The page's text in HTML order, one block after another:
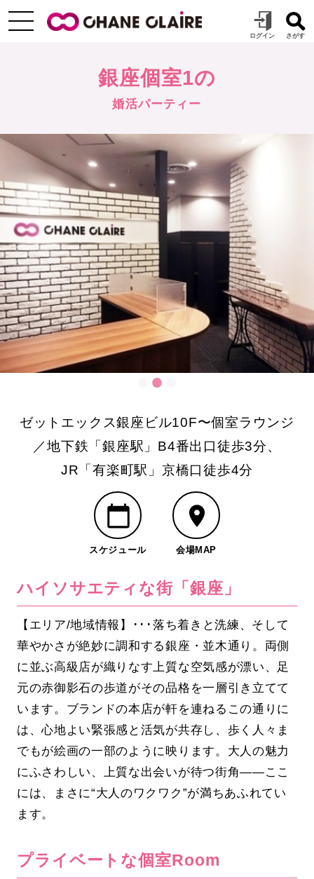
銀座個室1の
婚活パーティー
ゼットエックス銀座ビル10F〜個室ラウンジ
／地下鉄「銀座駅」B4番出口徒歩3分、
JR「有楽町駅」京橋口徒歩4分
スケジュール 会場MAP
ハイソサエティな街「銀座」
【エリア/地域情報】･･･落ち着きと洗練、そして
華やかさが絶妙に調和する銀座・並木通り。両側
に並ぶ高級店が織りなす上質な空気感が漂い、足
元の赤御影石の歩道がその品格を一層引き立てて
います。ブランドの本店が軒を連ねるこの通りに
は、心地よい緊張感と活気が共存し、歩く人々ま
でもが絵画の一部のように映ります。大人の魅力
にふさわしい、上質な出会いが待つ街角――ここ
には、まさに“大人のワクワク”が満ちあふれてい
ます。
プライベートな個室Room